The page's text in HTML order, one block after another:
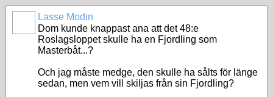
Lasse Modin
Dom kunde knappast ana att det 48:e
Roslagsloppet skulle ha en Fjordling som
Masterbåt...?
Och jag måste medge, den skulle ha sålts för länge
sedan, men vem vill skiljas från sin Fjordling?